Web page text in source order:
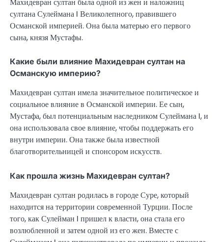
Махидевран султан была одной из жен и наложниц
султана Сулеймана I Великолепного, правившего
Османской империей. Она была матерью его первого
сына, князя Мустафы.
Какие были влияние Махидевран султан на
Османскую империю?
Махидевран султан имела значительное политическое и
социальное влияние в Османской империи. Ее сын,
Мустафа, был потенциальным наследником Сулеймана I, и
она использовала свое влияние, чтобы поддержать его
внутри империи. Она также была известной
благотворительницей и спонсором искусств.
Как прошла жизнь Махидевран султан?
Махидевран султан родилась в городе Суре, который
находится на территории современной Турции. После
того, как Сулейман I пришел к власти, она стала его
возлюбленной и затем одной из его жен. Вместе с